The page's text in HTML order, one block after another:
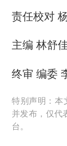
责任校对
主编 林舒
终审 编委
特别声明：本
并发布，仅代
台。